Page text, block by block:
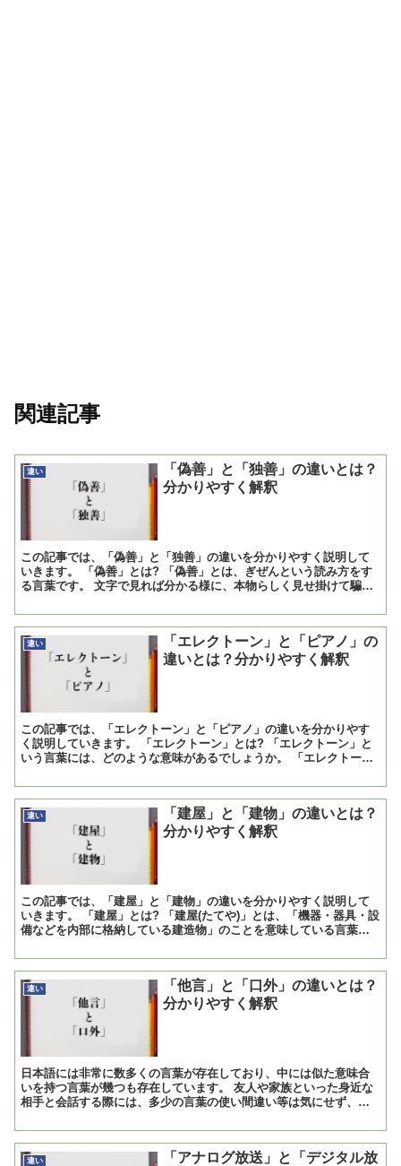
関連記事
違い
「偽善」と「独善」の違いとは？
分かりやすく解釈
この記事では、「偽善」と「独善」の違いを分かりやすく説明して
いきます。 「偽善」とは? 「偽善」とは、ぎぜんという読み方をす
る言葉です。 文字で見れば分かる様に、本物らしく見せ掛けて騙す
違い
「エレクトーン」と「ピアノ」の
違いとは？分かりやすく解釈
この記事では、「エレクトーン」と「ピアノ」の違いを分かりやす
く説明していきます。 「エレクトーン」とは? 「エレクトーン」と
いう言葉には、どのような意味があるでしょうか。 「エレクトー
違い
「建屋」と「建物」の違いとは？
分かりやすく解釈
この記事では、「建屋」と「建物」の違いを分かりやすく説明して
いきます。 「建屋」とは? 「建屋(たてや)」とは、「機器・器具・設
備などを内部に格納している建造物」のことを意味している言葉で
違い
「他言」と「口外」の違いとは？
分かりやすく解釈
日本語には非常に数多くの言葉が存在しており、中には似た意味合
いを持つ言葉が幾つも存在しています。 友人や家族といった身近な
相手と会話する際には、多少の言葉の使い間違い等は気にせず、何
違い
「アナログ放送」と「デジタル放